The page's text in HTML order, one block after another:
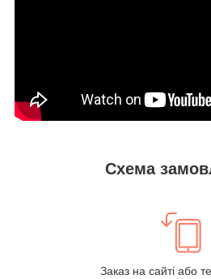
Схема
Заказ на сайті або